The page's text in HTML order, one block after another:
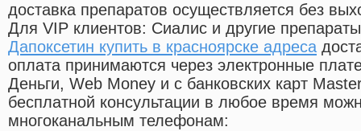
доставка препаратов осуществляется без
Для VIP клиентов: Сиалис и другие
Дапоксетин купить в красноярске адреса
оплата принимаются через электронные
Деньги, Web Money и с банковских карт
бесплатной консультации в любое время
многоканальным телефонам: